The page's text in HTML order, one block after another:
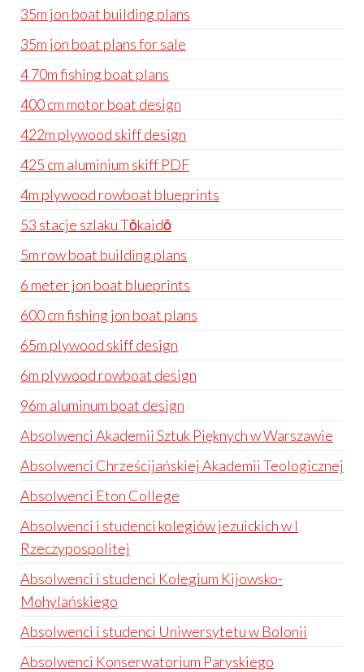
35m jon boat building plans
35m jon boat plans for sale
4 70m fishing boat plans
400 cm motor boat design
422m plywood skiff design
425 cm aluminium skiff PDF
4m plywood rowboat blueprints
53 stacje szlaku Tōkaidō
5m row boat building plans
6 meter jon boat blueprints
600 cm fishing jon boat plans
65m plywood skiff design
6m plywood rowboat design
96m aluminum boat design
Absolwenci Akademii Sztuk Pięknych w Warszawie
Absolwenci Chrześcijańskiej Akademii Teologicznej
Absolwenci Eton College
Absolwenci i studenci kolegiów jezuickich w I
Rzeczypospolitej
Absolwenci i studenci Kolegium Kijowsko-
Mohylańskiego
Absolwenci i studenci Uniwersytetu w Bolonii
Absolwenci Konserwatorium Paryskiego